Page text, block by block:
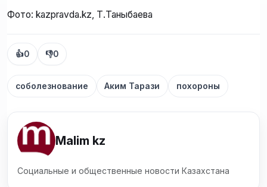
Фото: kazpravda.kz, Т.Таныбаева
👍0 👎0
соболезнование Аким Тарази похороны
Malim kz
Социальные и общественные новости Казахстана